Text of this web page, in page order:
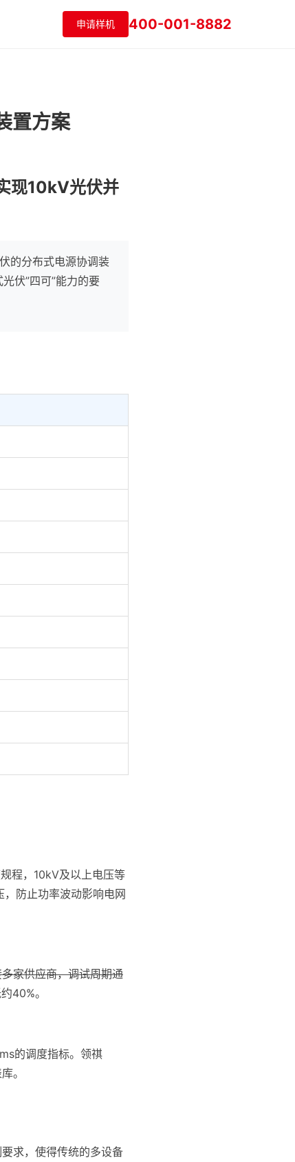
申请样机 400-001-8882
置方案
现10kV光伏并
的分布式电源协调装
伏”四可”能力的要
程，10kV及以上电压等
防止功率波动影响电网
家供应商，调试周期通
40%。
的调度指标。领祺
。
求，使得传统的多设备